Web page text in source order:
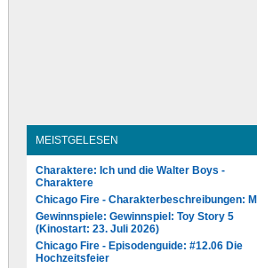
MEISTGELESEN
Charaktere: Ich und die Walter Boys -
Charaktere
Chicago Fire - Charakterbeschreibungen:
Gewinnspiele: Gewinnspiel: Toy Story 5
(Kinostart: 23. Juli 2026)
Chicago Fire - Episodenguide: #12.06 Die
Hochzeitsfeier